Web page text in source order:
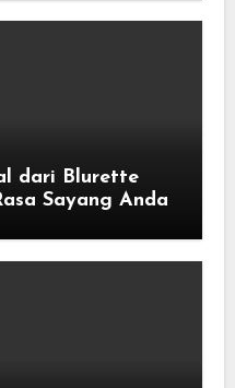
dari Blurette
Sayang Anda